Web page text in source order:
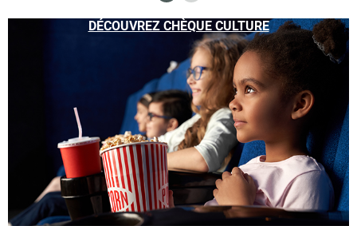
DÉCOUVREZ CHÈQUE CULTURE